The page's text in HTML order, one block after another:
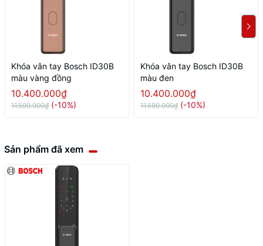
Khóa vân tay Bosch ID30B
màu vàng đồng
10.400.000₫
11.590.000₫ (-10%)
Khóa vân tay Bosch ID30B
màu đen
10.400.000₫
11.590.000₫ (-10%)
Sản phẩm đã xem